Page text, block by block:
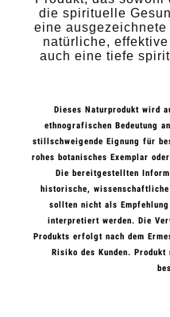
die spirituelle
eine
natürliche,
auch eine tiefe
Dieses Naturprodukt wird
ethnografischen Bedeutung
stillschweigende Eignung für
rohes botanisches Exemplar
Die bereitgestellten
historische,
sollten nicht als
interpretiert werden. Die
Produkts erfolgt nach dem
Risiko des Kunden.